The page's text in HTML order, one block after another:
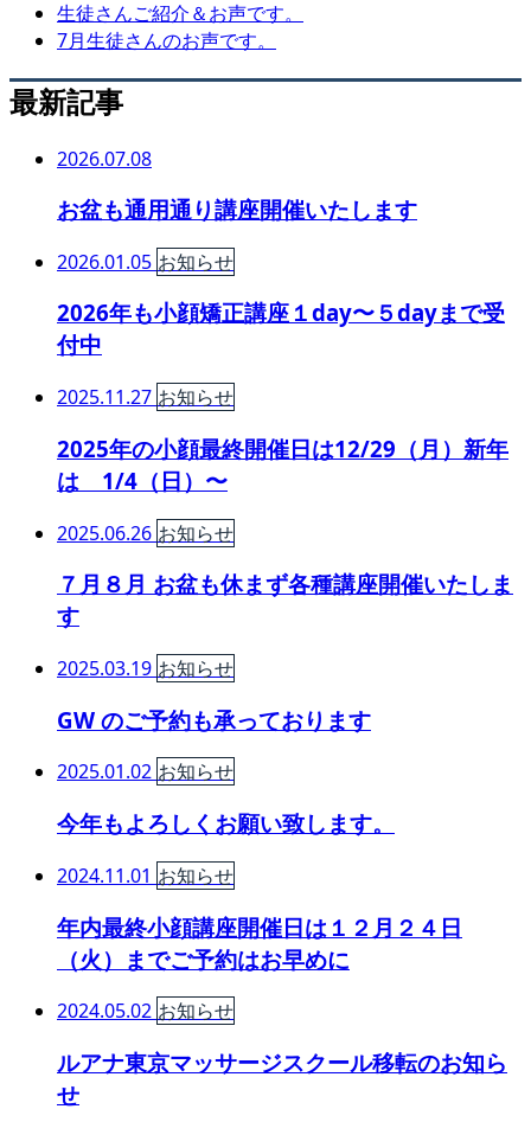
生徒さんご紹介＆お声です。
7月生徒さんのお声です。
最新記事
2026.07.08
お盆も通用通り講座開催いたします
2026.01.05 お知らせ
2026年も小顔矯正講座１day〜５dayまで受
付中
2025.11.27 お知らせ
2025年の小顔最終開催日は12/29（月）新年
は 1/4（日）〜
2025.06.26 お知らせ
７月８月 お盆も休まず各種講座開催いたしま
す
2025.03.19 お知らせ
GW のご予約も承っております
2025.01.02 お知らせ
今年もよろしくお願い致します。
2024.11.01 お知らせ
年内最終小顔講座開催日は１２月２４日
（火）までご予約はお早めに
2024.05.02 お知らせ
ルアナ東京マッサージスクール移転のお知ら
せ